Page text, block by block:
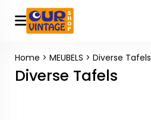
Home > MEUBELS > Diverse Tafels
Diverse Tafels